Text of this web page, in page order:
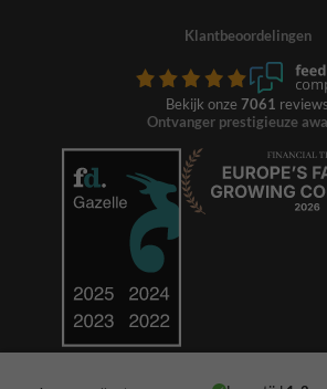
Klantbeoordelingen
Bekijk onze 7061 reviews
Ontvanger prestigieuze